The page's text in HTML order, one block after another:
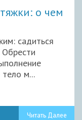
о чем
садиться
Обрести
тело м...
Читать Далее